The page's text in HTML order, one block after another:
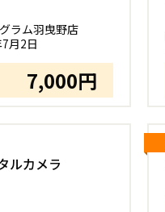
ラム羽曳野店
月2日
7,000円
ルカメラ